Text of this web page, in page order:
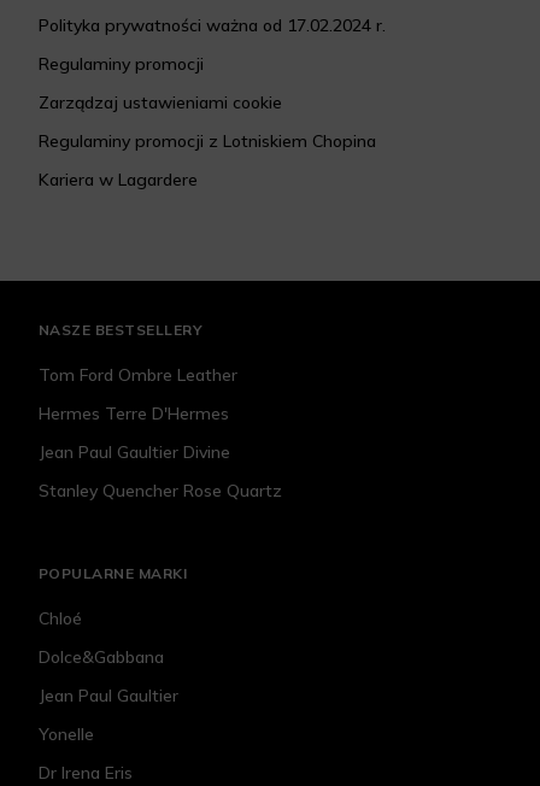
Polityka prywatności ważna od 17.02.2024 r.
Regulaminy promocji
Zarządzaj ustawieniami cookie
Regulaminy promocji z Lotniskiem Chopina
Kariera w Lagardere
NASZE BESTSELLERY
Tom Ford Ombre Leather
Hermes Terre D'Hermes
Jean Paul Gaultier Divine
Stanley Quencher Rose Quartz
POPULARNE MARKI
Chloé
Dolce&Gabbana
Jean Paul Gaultier
Yonelle
Dr Irena Eris